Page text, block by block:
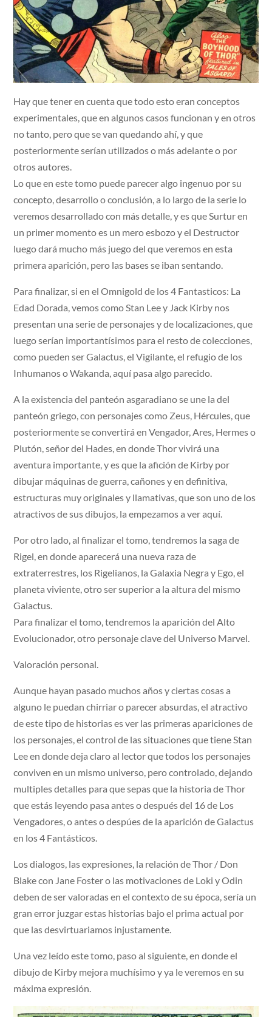
Hay que tener en cuenta que todo esto eran conceptos
experimentales, que en algunos casos funcionan y en otros
no tanto, pero que se van quedando ahí, y que
posteriormente serían utilizados o más adelante o por
otros autores.
Lo que en este tomo puede parecer algo ingenuo por su
concepto, desarrollo o conclusión, a lo largo de la serie lo
veremos desarrollado con más detalle, y es que Surtur en
un primer momento es un mero esbozo y el Destructor
luego dará mucho más juego del que veremos en esta
primera aparición, pero las bases se iban sentando.
Para finalizar, si en el Omnigold de los 4 Fantasticos: La
Edad Dorada, vemos como Stan Lee y Jack Kirby nos
presentan una serie de personajes y de localizaciones, que
luego serían importantísimos para el resto de colecciones,
como pueden ser Galactus, el Vigilante, el refugio de los
Inhumanos o Wakanda, aquí pasa algo parecido.
A la existencia del panteón asgaradiano se une la del
panteón griego, con personajes como Zeus, Hércules, que
posteriormente se convertirá en Vengador, Ares, Hermes o
Plutón, señor del Hades, en donde Thor vivirá una
aventura importante, y es que la afición de Kirby por
dibujar máquinas de guerra, cañones y en definitiva,
estructuras muy originales y llamativas, que son uno de los
atractivos de sus dibujos, la empezamos a ver aquí.
Por otro lado, al finalizar el tomo, tendremos la saga de
Rigel, en donde aparecerá una nueva raza de
extraterrestres, los Rigelianos, la Galaxia Negra y Ego, el
planeta viviente, otro ser superior a la altura del mismo
Galactus.
Para finalizar el tomo, tendremos la aparición del Alto
Evolucionador, otro personaje clave del Universo Marvel.
Valoración personal.
Aunque hayan pasado muchos años y ciertas cosas a
alguno le puedan chirriar o parecer absurdas, el atractivo
de este tipo de historias es ver las primeras apariciones de
los personajes, el control de las situaciones que tiene Stan
Lee en donde deja claro al lector que todos los personajes
conviven en un mismo universo, pero controlado, dejando
multiples detalles para que sepas que la historia de Thor
que estás leyendo pasa antes o después del 16 de Los
Vengadores, o antes o despúes de la aparición de Galactus
en los 4 Fantásticos.
Los dialogos, las expresiones, la relación de Thor / Don
Blake con Jane Foster o las motivaciones de Loki y Odin
deben de ser valoradas en el contexto de su época, sería un
gran error juzgar estas historias bajo el prima actual por
que las desvirtuariamos injustamente.
Una vez leído este tomo, paso al siguiente, en donde el
dibujo de Kirby mejora muchísimo y ya le veremos en su
máxima expresión.